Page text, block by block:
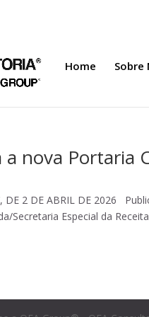
Home Sobre
a nova Portaria
DE 2 DE ABRIL DE 2026
Secretaria Especial da